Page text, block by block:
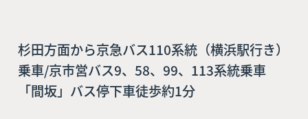
杉田方面から京急バス110系統（横浜駅行き）
乗車/京市営バス9、58、99、113系統乗車
「間坂」バス停下車徒歩約1分